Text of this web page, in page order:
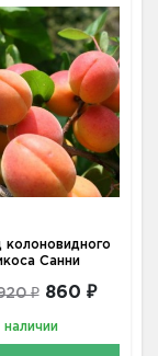
Санни
₽ 860 ₽
наличии